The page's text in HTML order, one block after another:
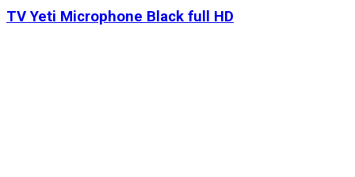
TV Yeti Microphone Black full HD